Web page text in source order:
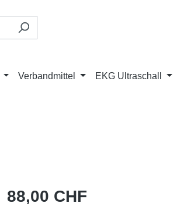
Verbandmittel EKG Ultraschall
Regulärer Preis:
88,00 CHF